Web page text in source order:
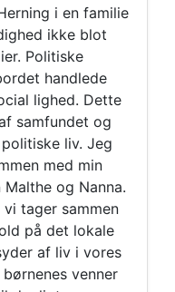
i en familie
ikke blot
Politiske
handlede
lighed. Dette
samfundet og
liv. Jeg
med min
og Nanna.
tager sammen
på det lokale
af liv i vores
venner